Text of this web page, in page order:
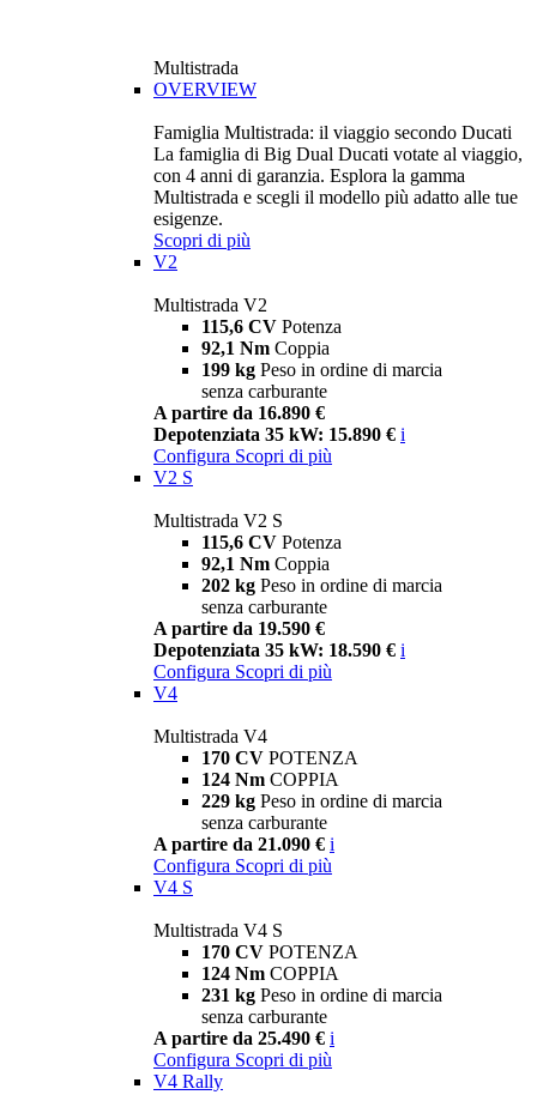
Multistrada
OVERVIEW
Famiglia Multistrada: il viaggio secondo Ducati
La famiglia di Big Dual Ducati votate al viaggio,
con 4 anni di garanzia. Esplora la gamma
Multistrada e scegli il modello più adatto alle tue
esigenze.
Scopri di più
V2
Multistrada V2
115,6 CV Potenza
92,1 Nm Coppia
199 kg Peso in ordine di marcia
senza carburante
A partire da 16.890 €
Depotenziata 35 kW: 15.890 € i
Configura Scopri di più
V2 S
Multistrada V2 S
115,6 CV Potenza
92,1 Nm Coppia
202 kg Peso in ordine di marcia
senza carburante
A partire da 19.590 €
Depotenziata 35 kW: 18.590 € i
Configura Scopri di più
V4
Multistrada V4
170 CV POTENZA
124 Nm COPPIA
229 kg Peso in ordine di marcia
senza carburante
A partire da 21.090 € i
Configura Scopri di più
V4 S
Multistrada V4 S
170 CV POTENZA
124 Nm COPPIA
231 kg Peso in ordine di marcia
senza carburante
A partire da 25.490 € i
Configura Scopri di più
V4 Rally